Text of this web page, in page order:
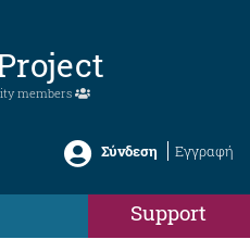
members
Σύνδεση Εγγραφή
Support